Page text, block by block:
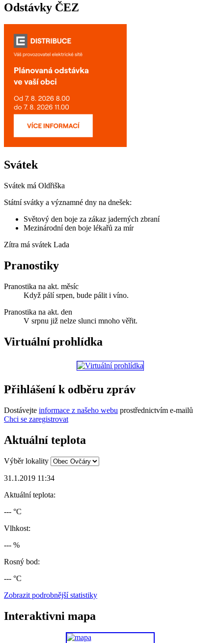
Odstávky ČEZ
Svátek
Svátek má Oldřiška
Státní svátky a významné dny na dnešek:
Světový den boje za zákaz jaderných zbraní
Mezinárodní den boje lékařů za mír
Zítra má svátek Lada
Pranostiky
Pranostika na akt. měsíc
Když pálí srpen, bude pálit i víno.
Pranostika na akt. den
V srpnu již nelze slunci mnoho věřit.
Virtuální prohlídka
Přihlášení k odběru zpráv
Dostávejte informace z našeho webu prostřednictvím e-mailů
Chci se zaregistrovat
Aktuální teplota
Výběr lokality
31.1.2019 11:34
Aktuální teplota:
--- °C
Vlhkost:
--- %
Rosný bod:
--- °C
Zobrazit podrobnější statistiky
Interaktivni mapa